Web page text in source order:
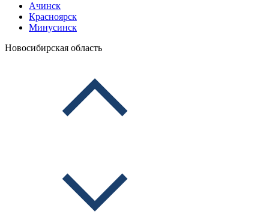
Ачинск
Красноярск
Минусинск
Новосибирская область